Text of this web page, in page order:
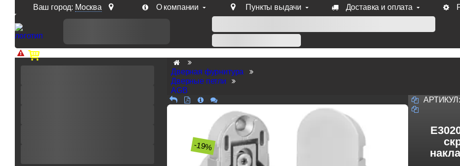
Ваш город: Москва О компании Пункты выдачи Доставка и оплата
Доп. скидка от цен на сайте 7% при заказе от 50 тыс. руб продукции Venezia, Fratelli, Tupai, Extreza, Melodia, Forme при
Дверная фурнитура
Дверные петли
AGB
-19%
АРТИКУЛ: